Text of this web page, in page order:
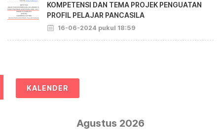
KOMPETENSI DAN TEMA PROJEK PENGUATAN
PROFIL PELAJAR PANCASILA
16-06-2024 pukul 18:59
KALENDER
Agustus 2026